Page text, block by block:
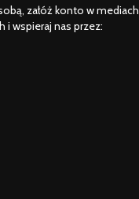
załóż konto w mediach
i wspieraj nas przez: